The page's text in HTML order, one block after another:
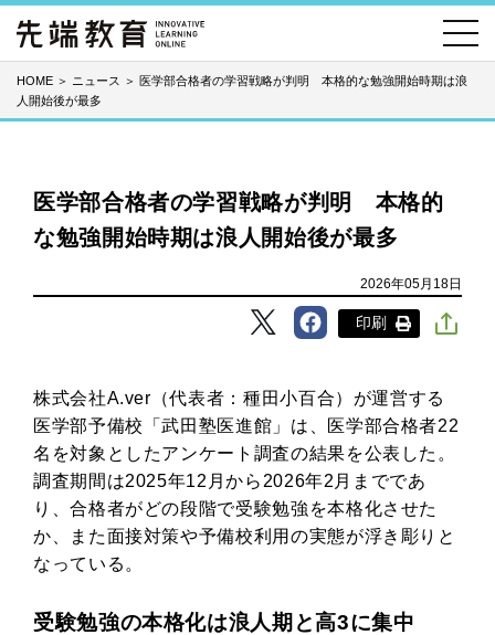
HOME ＞ ニュース ＞ 医学部合格者の学習戦略が判明 本格的な勉強開始時期は浪
人開始後が最多
医学部合格者の学習戦略が判明 本格的
な勉強開始時期は浪人開始後が最多
2026年05月18日
印刷
株式会社A.ver（代表者：種田小百合）が運営する
医学部予備校「武田塾医進館」は、医学部合格者22
名を対象としたアンケート調査の結果を公表した。
調査期間は2025年12月から2026年2月までであ
り、合格者がどの段階で受験勉強を本格化させた
か、また面接対策や予備校利用の実態が浮き彫りと
なっている。
受験勉強の本格化は浪人期と高3に集中